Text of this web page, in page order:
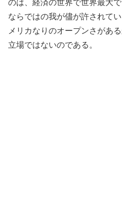
のは、経済の世界で世界最大
ならではの我が儘が許されて
メリカなりのオープンさがあ
立場ではないのである。